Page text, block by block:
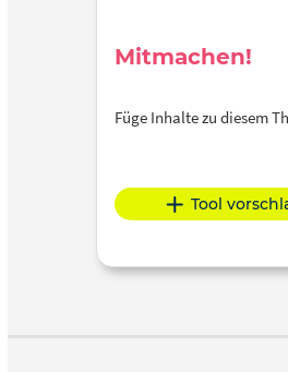
Mitmachen!
Füge Inhalte zu diesem
Tool